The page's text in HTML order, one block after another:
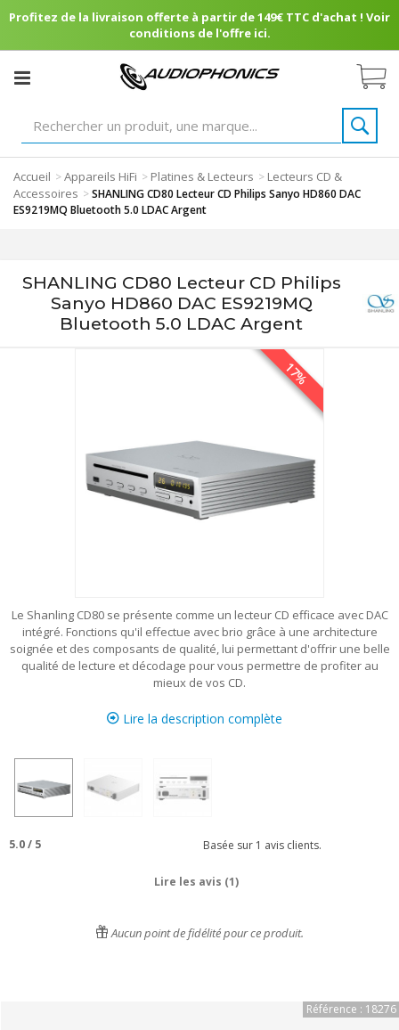
Profitez de la livraison offerte à partir de 149€ TTC d'achat ! Voir
conditions de l'offre ici.
Accueil >Appareils HiFi > Platines & Lecteurs > Lecteurs CD &
Accessoires >SHANLING CD80 Lecteur CD Philips Sanyo HD860 DAC
ES9219MQ Bluetooth 5.0 LDAC Argent
SHANLING CD80 Lecteur CD Philips
Sanyo HD860 DAC ES9219MQ
Bluetooth 5.0 LDAC Argent
17%
Le Shanling CD80 se présente comme un lecteur CD efficace avec DAC
intégré. Fonctions qu'il effectue avec brio grâce à une architecture
soignée et des composants de qualité, lui permettant d'offrir une belle
qualité de lecture et décodage pour vous permettre de profiter au
mieux de vos CD.
Lire la description complète
5.0/ 5 Basée sur 1 avis clients.
Lire les avis (1)
Aucun point de fidélité pour ce produit.
Référence : 18276